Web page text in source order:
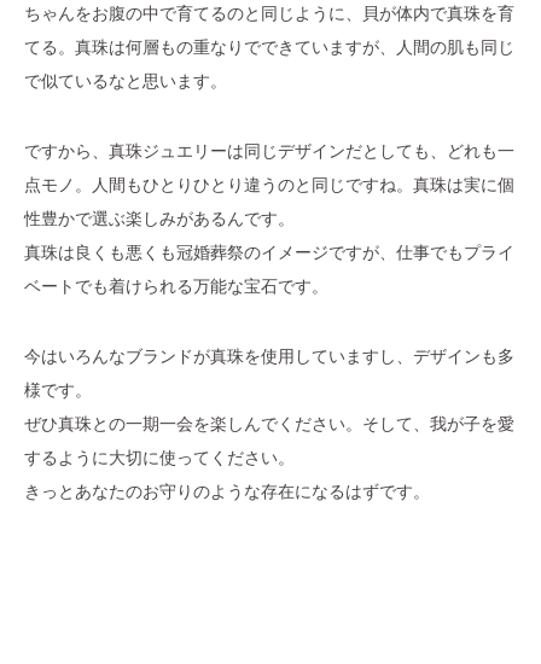
ちゃんをお腹の中で育てるのと同じように、貝が体内で真珠を育
てる。真珠は何層もの重なりでできていますが、人間の肌も同じ
で似ているなと思います。
ですから、真珠ジュエリーは同じデザインだとしても、どれも一
点モノ。人間もひとりひとり違うのと同じですね。真珠は実に個
性豊かで選ぶ楽しみがあるんです。
真珠は良くも悪くも冠婚葬祭のイメージですが、仕事でもプライ
ベートでも着けられる万能な宝石です。
今はいろんなブランドが真珠を使用していますし、デザインも多
様です。
ぜひ真珠との一期一会を楽しんでください。そして、我が子を愛
するように大切に使ってください。
きっとあなたのお守りのような存在になるはずです。